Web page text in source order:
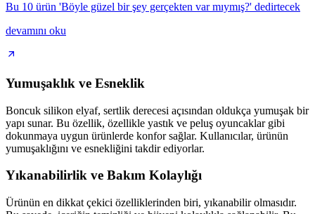
Bu 10 ürün 'Böyle güzel bir şey gerçekten var mıymış?' dedirtecek
devamını oku
Yumuşaklık ve Esneklik
Boncuk silikon elyaf, sertlik derecesi açısından oldukça yumuşak bir
yapı sunar. Bu özellik, özellikle yastık ve peluş oyuncaklar gibi
dokunmaya uygun ürünlerde konfor sağlar. Kullanıcılar, ürünün
yumuşaklığını ve esnekliğini takdir ediyorlar.
Yıkanabilirlik ve Bakım Kolaylığı
Ürünün en dikkat çekici özelliklerinden biri, yıkanabilir olmasıdır.